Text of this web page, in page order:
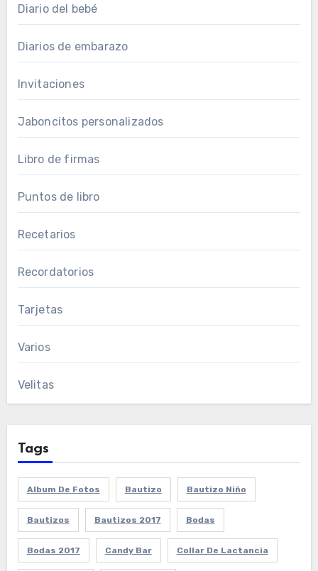
Diario del bebé
Diarios de embarazo
Invitaciones
Jaboncitos personalizados
Libro de firmas
Puntos de libro
Recetarios
Recordatorios
Tarjetas
Varios
Velitas
Tags
Album De Fotos Bautizo Bautizo Niño
Bautizos Bautizos 2017 Bodas
Bodas 2017 Candy Bar Collar De Lactancia